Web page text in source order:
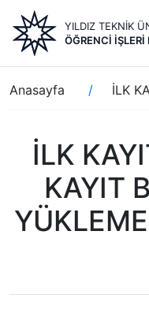
içeriğe
atla
YILDIZ TEKNİK
ÖĞRENCI
Sayfa
yolu
Anasayfa İLK
İLK
KAYIT